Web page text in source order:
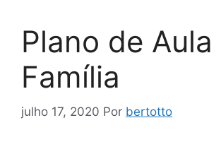
Plano de Aula
Família
julho 17, 2020 Por bertotto